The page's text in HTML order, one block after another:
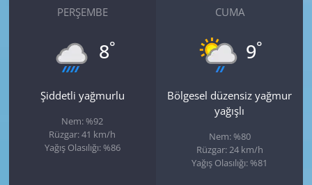
PERŞEMBE
8°
Şiddetli yağmurlu
Nem: %92
Rüzgar: 41 km/h
Yağış Olasılığı: %86
CUMA
9°
Bölgesel düzensiz yağmur
yağışlı
Nem: %80
Rüzgar: 24 km/h
Yağış Olasılığı: %81